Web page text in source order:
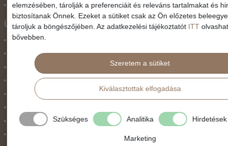
Vonat
Ünnepek
Adventi hetek
Karácsonyi utazás
Karnevál
Két ünnep között
Március 15.
elemzésében, tárolják a preferenciáit és releváns tartalmakat és
biztosítanak Önnek. Ezeket a sütiket csak az Ön előzetes
tároljuk a böngészőjében. Az adatkezelési tájékoztatót ITT
bővebben.
Szeretem a sütiket
Kiválasztottak elfogadása
Szükséges Analitika Hirdetések
Marketing